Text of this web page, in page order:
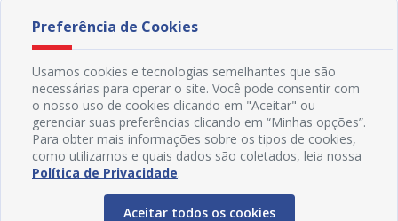
Preferência de Cookies
Usamos cookies e tecnologias semelhantes que são
necessárias para operar o site. Você pode consentir com
o nosso uso de cookies clicando em "Aceitar" ou
gerenciar suas preferências clicando em “Minhas opções”.
Para obter mais informações sobre os tipos de cookies,
como utilizamos e quais dados são coletados, leia nossa
Política de Privacidade.
Aceitar todos os cookies